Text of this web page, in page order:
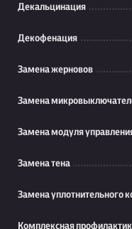
Декальцинация
Декофенация
Замена жерновов
Замена
Замена модуля
Замена тена
Замена уплотнительного
Комплексная